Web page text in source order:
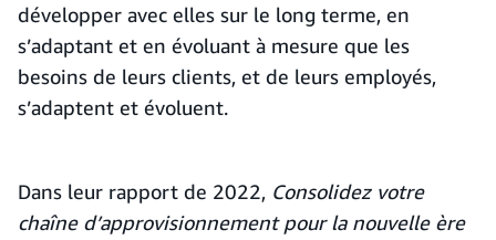
développer avec elles sur le long terme, en
s’adaptant et en évoluant à mesure que les
besoins de leurs clients, et de leurs employés,
s’adaptent et évoluent.
Dans leur rapport de 2022, Consolidez votre
chaîne d’approvisionnement pour la nouvelle ère